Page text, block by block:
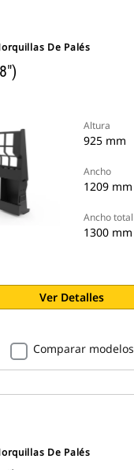
De Palés
Altura
925 mm
Ancho
1209 mm
Ancho total
1300 mm
Ver Detalles
Comparar modelos
De Palés